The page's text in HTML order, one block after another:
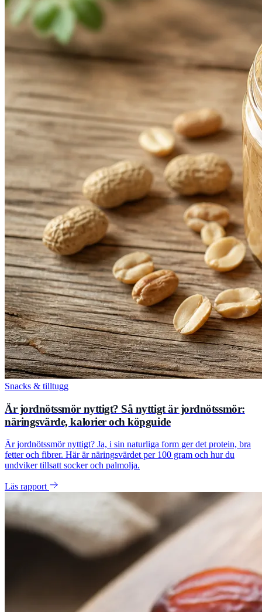
Snacks & tilltugg
Är jordnötssmör nyttigt? Så nyttigt är jordnötssmör:
näringsvärde, kalorier och köpguide
Är jordnötssmör nyttigt? Ja, i sin naturliga form ger det protein, bra
fetter och fibrer. Här är näringsvärdet per 100 gram och hur du
undviker tillsatt socker och palmolja.
Läs rapport